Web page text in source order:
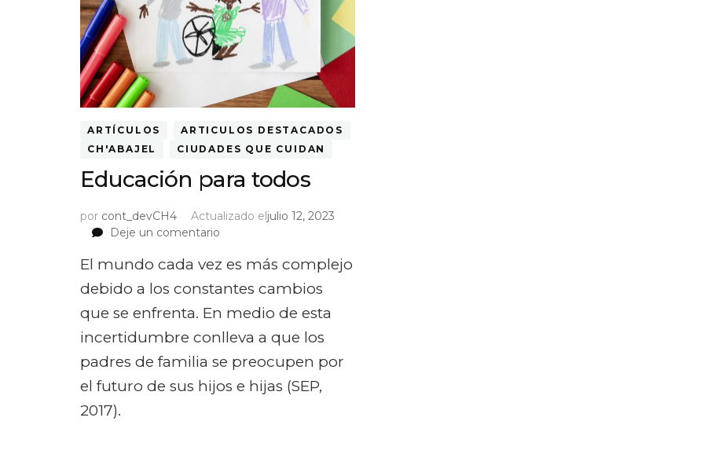
ARTÍCULOS
ARTICULOS DESTACADOS
CH'ABAJEL
CIUDADES QUE CUIDAN
Educación para todos
por cont_devCH4 Actualizado el julio 12, 2023
Deje un comentario
para
todos
El mundo cada vez es más complejo
debido a los constantes cambios
que se enfrenta. En medio de esta
incertidumbre conlleva a que los
padres de familia se preocupen por
el futuro de sus hijos e hijas (SEP,
2017).